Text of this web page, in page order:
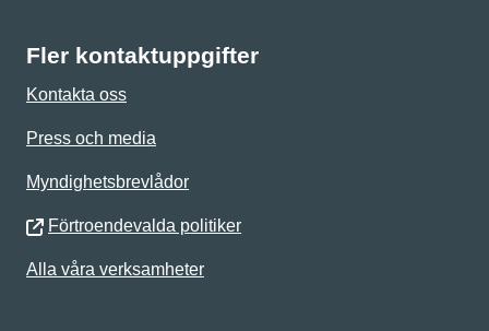
Fler kontaktuppgifter
Kontakta oss
Press och media
Myndighetsbrevlådor
Förtroendevalda politiker
Alla våra verksamheter